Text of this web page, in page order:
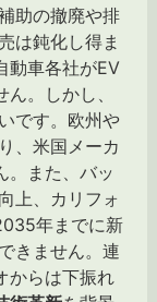
助の撤廃や排
は鈍化し得ま
動車各社がEV
。しかし、
です。欧州や
、米国メーカ
。また、バッ
上、カリフォ
年までに新
きません。連
からは下振れ